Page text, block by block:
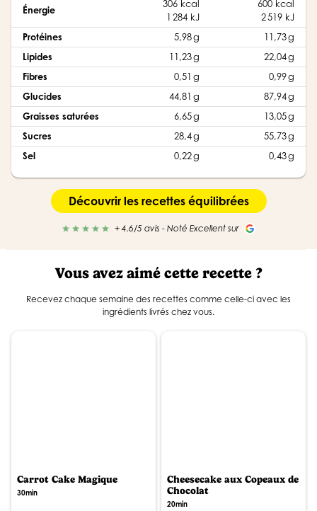
Énergie
306 kcal
1 284 kJ
600 kcal
2 519 kJ
Protéines
5,98 g
11,73 g
Lipides
11,23 g
22,04 g
Fibres
0,51 g
0,99 g
Glucides
44,81 g
87,94 g
Graisses saturées
6,65 g
13,05 g
Sucres
28,4 g
55,73 g
Sel
0,22 g 0,43 g
Découvrir les recettes équilibrées
star star star star star + 4.6/5 avis - Noté Excellent sur
Vous avez aimé cette recette ?
Recevez chaque semaine des recettes comme celle-ci avec les
ingrédients livrés chez vous.
Carrot Cake Magique
30min
Cheesecake aux Copeaux de
Chocolat
20min